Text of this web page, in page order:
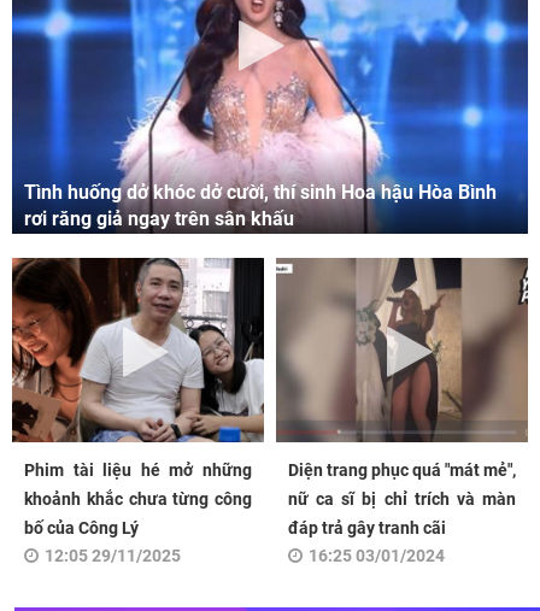
Tình huống dở khóc dở cười, thí sinh Hoa hậu Hòa Bình
rơi răng giả ngay trên sân khấu
Phim tài liệu hé mở những
khoảnh khắc chưa từng công
bố của Công Lý
12:05 29/11/2025
Diện trang phục quá "mát mẻ",
nữ ca sĩ bị chỉ trích và màn
đáp trả gây tranh cãi
16:25 03/01/2024